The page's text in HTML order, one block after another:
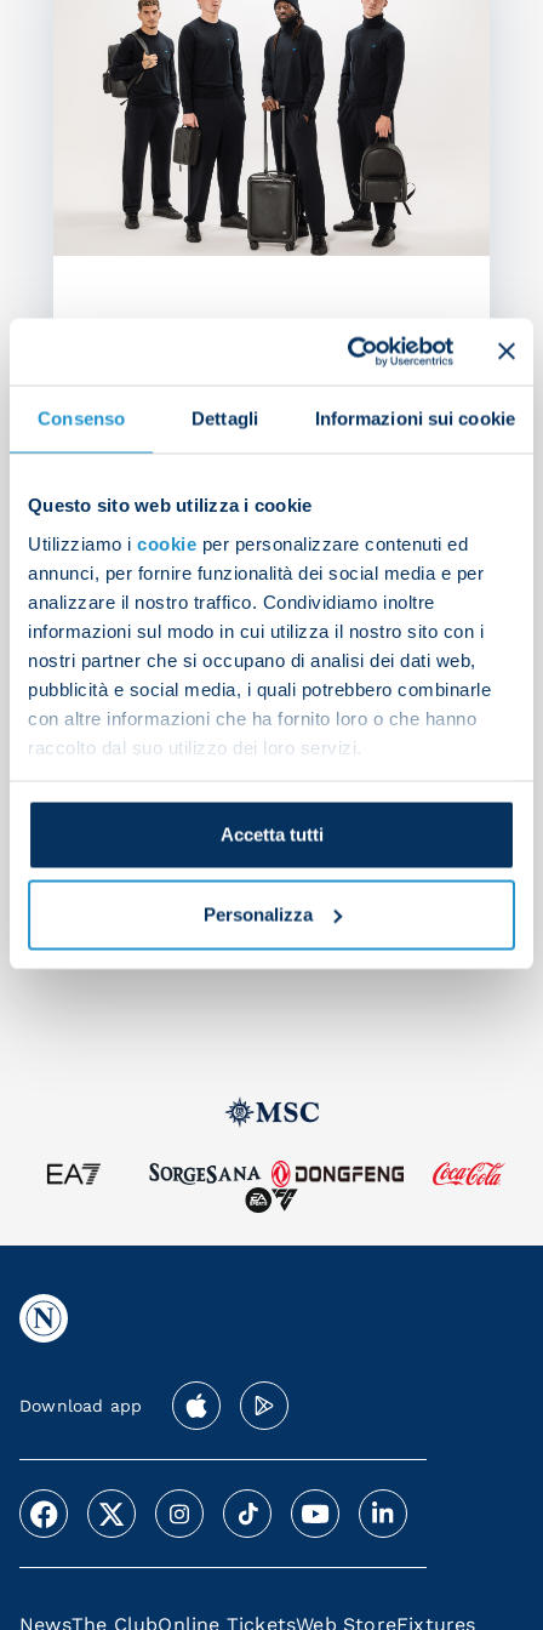
Consenso Dettagli Informazioni sui cookie
Questo sito web utilizza i cookie
Utilizziamo i cookie per personalizzare contenuti ed
annunci, per fornire funzionalità dei social media e per
analizzare il nostro traffico. Condividiamo inoltre
informazioni sul modo in cui utilizza il nostro sito con i
nostri partner che si occupano di analisi dei dati web,
pubblicità e social media, i quali potrebbero combinarle
con altre informazioni che ha fornito loro o che hanno
raccolto dal suo utilizzo dei loro servizi.
Accetta tutti
Personalizza
Search
Search
Articoli recenti
Latest from training
Napoli 2-1 Osasuna
Gutierrez completes Bayer Leverkusen transfer
Set-piece drills on Tuesday morning
Commenti recenti
No comments to show.
Download app
NewsThe ClubOnline TicketsWeb StoreFixtures